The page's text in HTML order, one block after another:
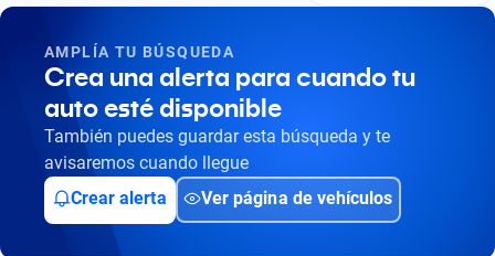
Busca por marca
Busca por modelo
Busca por versión
Busca por año
AMPLÍA TU BÚSQUEDA
Crea una alerta para cuando tu
auto esté disponible
También puedes guardar esta búsqueda y te
avisaremos cuando llegue
Crear alerta
Ver página de vehículos